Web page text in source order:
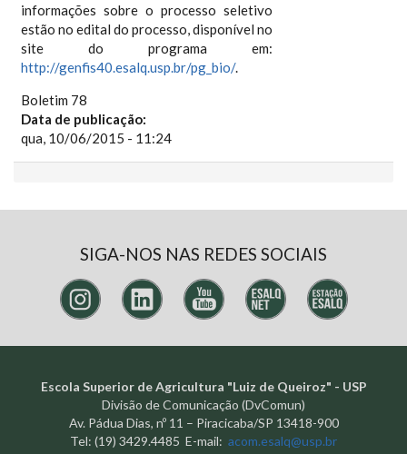
informações sobre o processo seletivo
estão no edital do processo, disponível no
site do programa em:
http://genfis40.esalq.usp.br/pg_bio/.
Boletim 78
Data de publicação:
qua, 10/06/2015 - 11:24
SIGA-NOS NAS REDES SOCIAIS
Escola Superior de Agricultura "Luiz de Queiroz" - USP
Divisão de Comunicação (DvComun)
Av. Pádua Dias, nº 11 – Piracicaba/SP 13418-900
Tel: (19) 3429.4485 E-mail: acom.esalq@usp.br